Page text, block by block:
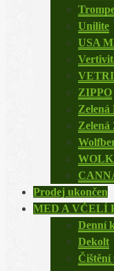
Unilite
USA
ZIPPO
Zelená
Zelená
Prodej ukončen
MED A VČELÍ
Denní
Dekolt
Čištění